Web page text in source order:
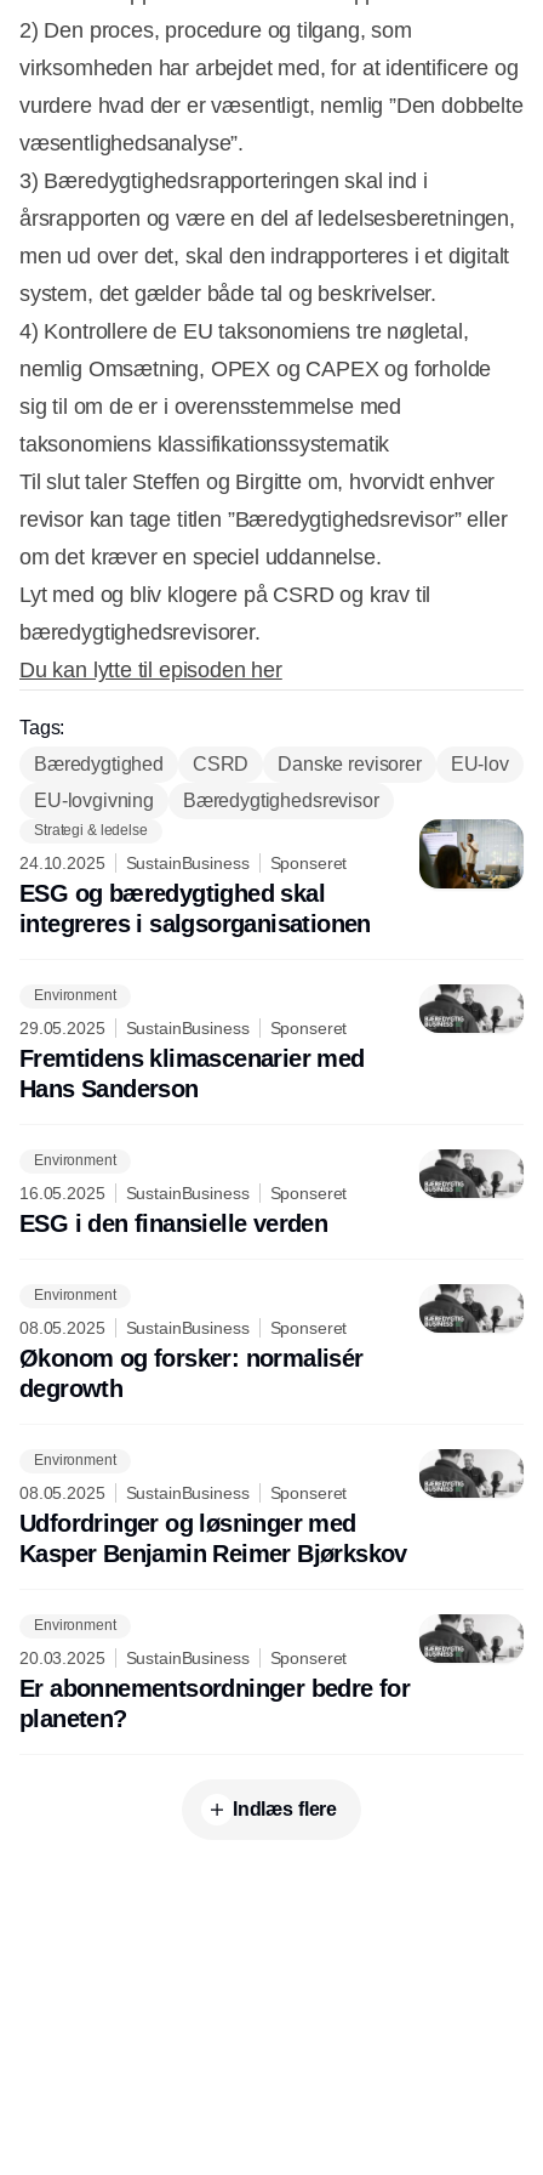
2) Den proces, procedure og tilgang, som
virksomheden har arbejdet med, for at identificere og
vurdere hvad der er væsentligt, nemlig ”Den dobbelte
væsentlighedsanalyse”.
3) Bæredygtighedsrapporteringen skal ind i
årsrapporten og være en del af ledelsesberetningen,
men ud over det, skal den indrapporteres i et digitalt
system, det gælder både tal og beskrivelser.
4) Kontrollere de EU taksonomiens tre nøgletal,
nemlig Omsætning, OPEX og CAPEX og forholde
sig til om de er i overensstemmelse med
taksonomiens klassifikationssystematik
Til slut taler Steffen og Birgitte om, hvorvidt enhver
revisor kan tage titlen ”Bæredygtighedsrevisor” eller
om det kræver en speciel uddannelse.
Lyt med og bliv klogere på CSRD og krav til
bæredygtighedsrevisorer.
Du kan lytte til episoden her
Tags:
Bæredygtighed
CSRD Danske revisorer
EU-lov
EU-lovgivning
Bæredygtighedsrevisor
Strategi & ledelse
24.10.2025 SustainBusiness Sponseret
ESG og bæredygtighed skal
integreres i salgsorganisationen
Environment
29.05.2025 SustainBusiness Sponseret
Fremtidens klimascenarier med
Hans Sanderson
Environment
16.05.2025 SustainBusiness Sponseret
ESG i den finansielle verden
Environment
08.05.2025 SustainBusiness Sponseret
Økonom og forsker: normalisér
degrowth
Environment
08.05.2025 SustainBusiness Sponseret
Udfordringer og løsninger med
Kasper Benjamin Reimer Bjørkskov
Environment
20.03.2025 SustainBusiness Sponseret
Er abonnementsordninger bedre for
planeten?
Indlæs flere